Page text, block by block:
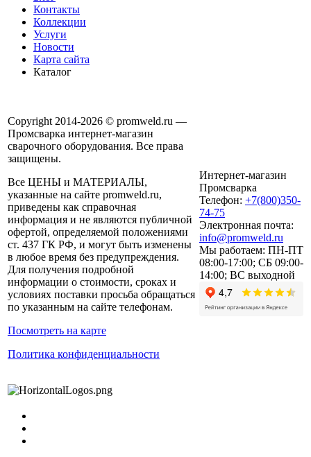
Контакты
Коллекции
Услуги
Новости
Карта сайта
Каталог
Copyright 2014-2026 © promweld.ru —
Промсварка интернет-магазин
сварочного оборудования. Все права
защищены.
Все ЦЕНЫ и МАТЕРИАЛЫ,
указанные на сайте promweld.ru,
приведены как справочная
информация и не являются публичной
офертой, определяемой положениями
ст. 437 ГК РФ, и могут быть изменены
в любое время без предупреждения.
Для получения подробной
информации о стоимости, сроках и
условиях поставки просьба обращаться
по указанным на сайте телефонам.
Посмотреть на карте
Политика конфиденциальности
Интернет-магазин
Промсварка
Телефон: +7(800)350-
74-75
Электронная почта:
info@promweld.ru
Мы работаем: ПН-ПТ
08:00-17:00; СБ 09:00-
14:00; ВС выходной